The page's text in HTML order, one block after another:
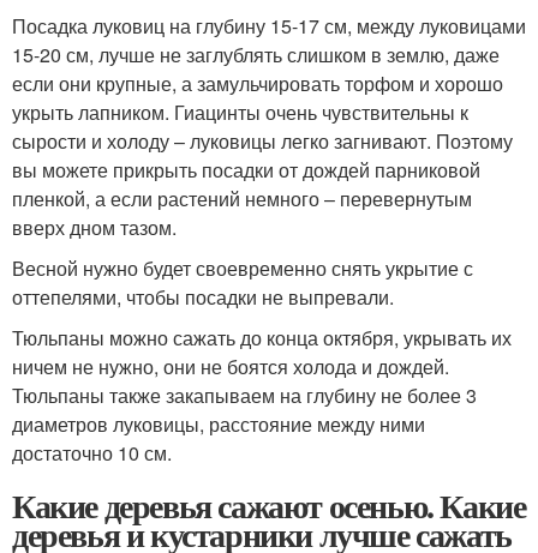
Посадка луковиц на глубину 15-17 см, между луковицами
15-20 см, лучше не заглублять слишком в землю, даже
если они крупные, а замульчировать торфом и хорошо
укрыть лапником. Гиацинты очень чувствительны к
сырости и холоду – луковицы легко загнивают. Поэтому
вы можете прикрыть посадки от дождей парниковой
пленкой, а если растений немного – перевернутым
вверх дном тазом.
Весной нужно будет своевременно снять укрытие с
оттепелями, чтобы посадки не выпревали.
Тюльпаны можно сажать до конца октября, укрывать их
ничем не нужно, они не боятся холода и дождей.
Тюльпаны также закапываем на глубину не более 3
диаметров луковицы, расстояние между ними
достаточно 10 см.
Какие деревья сажают осенью. Какие
деревья и кустарники лучше сажать